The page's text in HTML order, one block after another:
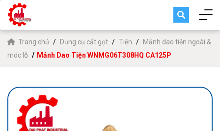
Trang chủ Dụng cụ cắt gọt Tiện
Mảnh dao tiện ngoài &
móc lỗ
Mảnh Dao Tiện WNMG06T308HQ CA125P